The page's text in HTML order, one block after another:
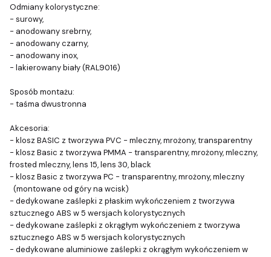
Odmiany kolorystyczne:
- surowy,
- anodowany srebrny,
- anodowany czarny,
- anodowany inox,
- lakierowany biały (RAL9016)
Sposób montażu:
- taśma dwustronna
Akcesoria:
- klosz BASIC z tworzywa PVC - mleczny, mrożony, transparentny
- klosz Basic z tworzywa PMMA - transparentny, mrożony, mleczny,
frosted mleczny, lens 15, lens 30, black
- klosz Basic z tworzywa PC - transparentny, mrożony, mleczny
(montowane od góry na wcisk)
- dedykowane zaślepki z płaskim wykończeniem z tworzywa
sztucznego ABS w 5 wersjach kolorystycznych
- dedykowane zaślepki z okrągłym wykończeniem z tworzywa
sztucznego ABS w 5 wersjach kolorystycznych
- dedykowane aluminiowe zaślepki z okrągłym wykończeniem w